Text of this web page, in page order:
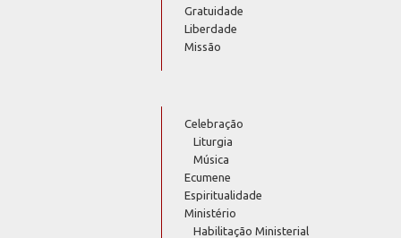
Gratuidade
Liberdade
Missão
Celebração
Liturgia
Música
Ecumene
Espiritualidade
Ministério
Habilitação Ministerial